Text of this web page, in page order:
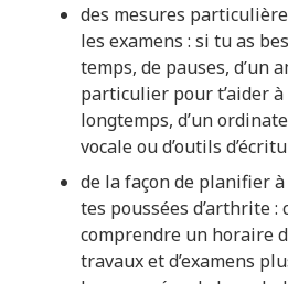
des mesures
les examens : si tu as
temps, de pauses, d’un
particulier pour t’aider
longtemps, d’un
vocale ou d’outils
de la façon de planifier
tes poussées d’arthrite :
comprendre un horaire
travaux et d’examens